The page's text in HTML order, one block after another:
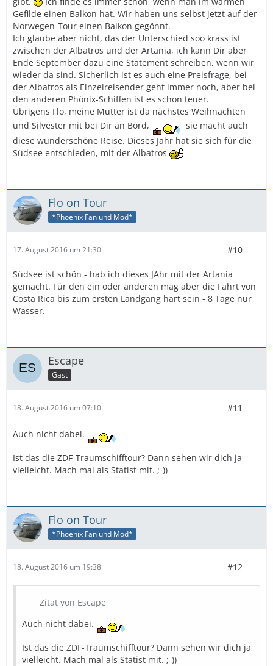
Gefilde einen Balkon hat. Wir haben uns selbst jetzt auf der
Norwegen-Tour einen Balkon gegönnt.
Ich glaube aber nicht, das der Unterschied soo krass ist
zwischen der Albatros und der Artania, ich kann Dir aber
Ende September dazu eine Statement schreiben, wenn wir
wieder da sind. Sicherlich ist es auch eine Preisfrage, bei
der Albatros als Einzelreisender geht immer noch, aber bei
den anderen Phönix-Schiffen ist es schon teuer.
Übrigens Flo, meine Mutter ist da nächstes Weihnachten
und Silvester mit bei Dir an Bord,
sie macht auch
diese wunderschöne Reise. Dieses Jahr hat sie sich für die
Südsee entschieden, mit der Albatros
Flo on Tour
*Phoenix Fan und Mod*
17. August 2016 um 21:30 #10
Südsee ist schön - hab ich dieses JAhr mit der Artania
gemacht. Für den ein oder anderen mag aber die Fahrt von
Costa Rica bis zum ersten Landgang hart sein - 8 Tage nur
Wasser.
Escape
Gast
18. August 2016 um 07:10 #11
Auch nicht dabei.
Ist das die ZDF-Traumschifftour? Dann sehen wir dich ja
vielleicht. Mach mal als Statist mit. ;-))
Flo on Tour
*Phoenix Fan und Mod*
18. August 2016 um 19:38 #12
Zitat von Escape
Auch nicht dabei.
Ist das die ZDF-Traumschifftour? Dann sehen wir dich ja
vielleicht. Mach mal als Statist mit. ;-))